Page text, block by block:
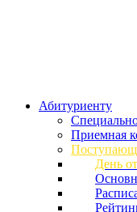
Абитуриенту
Приемная
День